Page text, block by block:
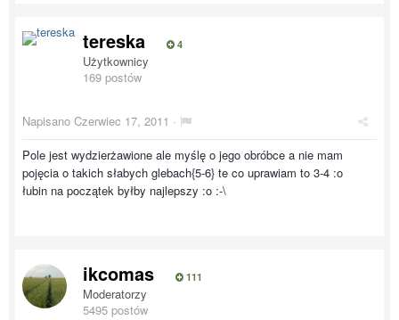
tereska 4
Użytkownicy
169 postów
Napisano Czerwiec 17, 2011 ·
Pole jest wydzierżawione ale myślę o jego obróbce a nie mam
pojęcia o takich słabych glebach{5-6} te co uprawiam to 3-4 :o
łubin na początek byłby najlepszy :o :-\
ikcomas 111
Moderatorzy
5495 postów